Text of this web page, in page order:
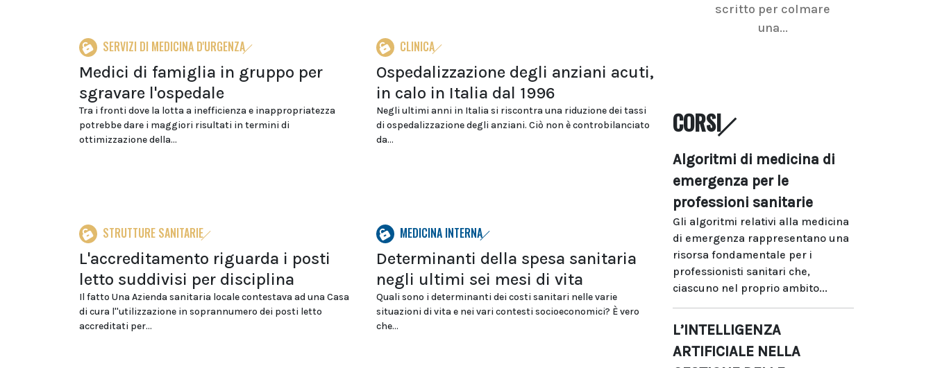
SERVIZI DI MEDICINA D'URGENZA
Medici di famiglia in gruppo per
sgravare l'ospedale
Tra i fronti dove la lotta a inefficienza e inappropriatezza
potrebbe dare i maggiori risultati in termini di
ottimizzazione della...
CLINICA
Ospedalizzazione degli anziani acuti,
in calo in Italia dal 1996
Negli ultimi anni in Italia si riscontra una riduzione dei tassi
di ospedalizzazione degli anziani. Ciò non è controbilanciato
da...
STRUTTURE SANITARIE
L'accreditamento riguarda i posti
letto suddivisi per disciplina
Il fatto Una Azienda sanitaria locale contestava ad una Casa
di cura l''utilizzazione in soprannumero dei posti letto
accreditati per...
MEDICINA INTERNA
Determinanti della spesa sanitaria
negli ultimi sei mesi di vita
Quali sono i determinanti dei costi sanitari nelle varie
situazioni di vita e nei vari contesti socioeconomici? È vero
che...
scritto per colmare
una...
CORSI
Algoritmi di medicina di
emergenza per le
professioni sanitarie
Gli algoritmi relativi alla medicina
di emergenza rappresentano una
risorsa fondamentale per i
professionisti sanitari che,
ciascuno nel proprio ambito...
L’INTELLIGENZA
ARTIFICIALE NELLA